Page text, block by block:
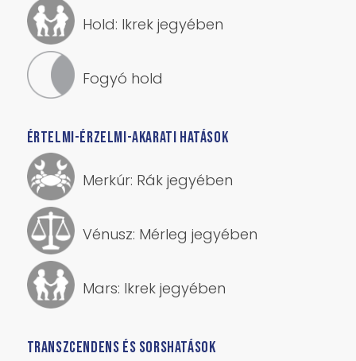
Hold: Ikrek jegyében
Fogyó hold
ÉRTELMI-ÉRZELMI-AKARATI HATÁSOK
Merkúr: Rák jegyében
Vénusz: Mérleg jegyében
Mars: Ikrek jegyében
TRANSZCENDENS ÉS SORSHATÁSOK